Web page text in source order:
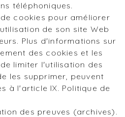
téléphoniques.
cookies pour améliorer
de son site Web
Plus d'informations sur
des cookies et les
limiter l'utilisation des
les supprimer, peuvent
à l'article IX. Politique de
des preuves (archives).